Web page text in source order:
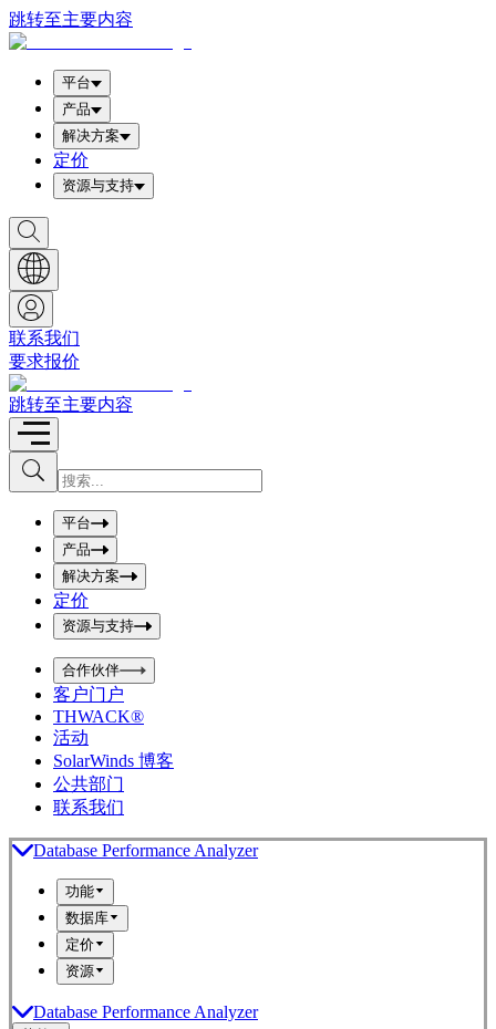
跳转至主要内容
平台
产品
解决方案
定价
资源与支持
S
h
o
w
S
e
a
r
c
h
b
o
x
联系我们
要求报价
跳转至主要内容
S
u
b
I
n
u
t
S
e
a
r
c
h
b
o
x
平台
产品
解决方案
定价
资源与支持
合作伙伴
客户门户
THWACK®
活动
SolarWinds 博客
公共部门
联系我们
Database Performance Analyzer
功能
数据库
定价
资源
Database Performance Analyzer